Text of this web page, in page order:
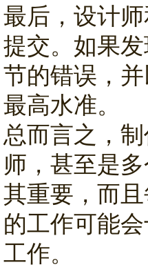
最后，设计
提交。如果
节的错误，
最高水准。
总而言之，
师，甚至是
其重要，而
的工作可能
工作。